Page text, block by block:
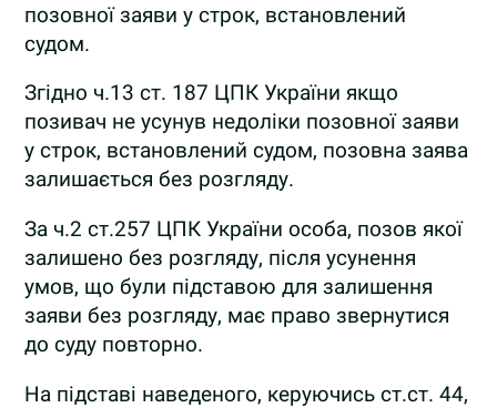
позовної заяви у строк, встановлений
судом.
Згідно ч.13 ст. 187 ЦПК України якщо
позивач не усунув недоліки позовної заяви
у строк, встановлений судом, позовна заява
залишається без розгляду.
За ч.2 ст.257 ЦПК України особа, позов якої
залишено без розгляду, після усунення
умов, що були підставою для залишення
заяви без розгляду, має право звернутися
до суду повторно.
На підставі наведеного, керуючись ст.ст. 44,